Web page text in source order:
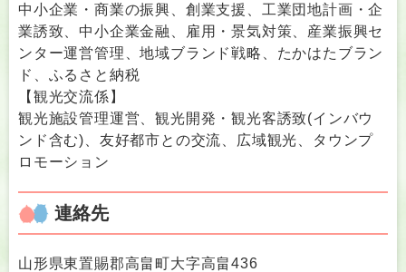
中小企業・商業の振興、創業支援、工業団地計画・企
業誘致、中小企業金融、雇用・景気対策、産業振興セ
ンター運営管理、地域ブランド戦略、たかはたブラン
ド、ふるさと納税
【観光交流係】
観光施設管理運営、観光開発・観光客誘致(インバウ
ンド含む)、友好都市との交流、広域観光、タウンプ
ロモーション
連絡先
山形県東置賜郡高畠町大字高畠436